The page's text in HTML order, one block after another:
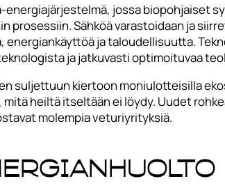
jossa biopohjaiset
Sähköä varastoidaan ja
ja taloudellisuutta.
ja jatkuvasti optimoituvaa
suljettuun kiertoon moniulotteisilla
heiltä itseltään ei löydy. Uudet
molempia veturiyrityksiä.